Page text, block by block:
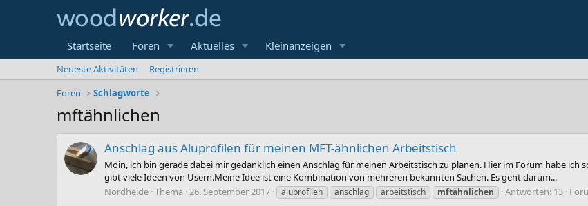
Startseite Foren Aktuelles Kleinanzeigen
Neueste Aktivitäten
Registrieren
Foren
Schlagworte
mftähnlichen
Anschlag aus Aluprofilen für meinen MFT-ähnlichen Arbeitstisch
Moin, ich bin gerade dabei mir gedanklich einen Anschlag für meinen Arbeitstisch zu planen. Hier im Forum habe ich
gibt viele Ideen von Usern.Meine Idee ist eine Kombination von mehreren bekannten Sachen. Es geht darum...
Nordheide Thema 26. September 2017 aluprofilen anschlag arbeitstisch mftähnlichen Antworten: 13